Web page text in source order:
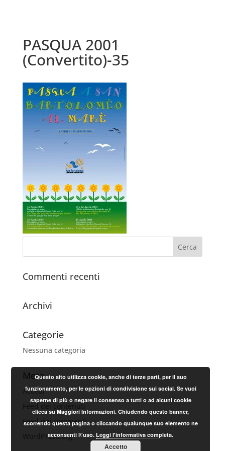
PASQUA 2001
(Convertito)-35
Commenti recenti
Archivi
Categorie
Nessuna categoria
Meta
Accedi
Feed dei contenuti
Feed dei commenti
WordPress.org
Questo sito utilizza cookie, anche di terze parti, per il suo
funzionamento, per le opzioni di condivisione sui social. Se vuoi
saperne di più o negare il consenso a tutti o ad alcuni cookie
clicca su Maggiori Informazioni. Chiudendo questo banner,
scorrendo questa pagina o cliccando qualunque suo elemento ne
acconsenti l\'uso.Leggi l'informativa completa.
Accetto